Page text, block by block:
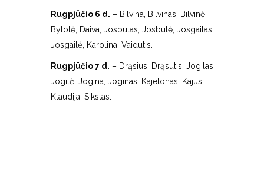
Rugpjūčio 6 d. – Bilvina, Bilvinas, Bilvinė,
Bylotė, Daiva, Josbutas, Josbutė, Josgailas,
Josgailė, Karolina, Vaidutis.
Rugpjūčio 7 d. – Drąsius, Drąsutis, Jogilas,
Jogilė, Jogina, Joginas, Kajetonas, Kajus,
Klaudija, Sikstas.